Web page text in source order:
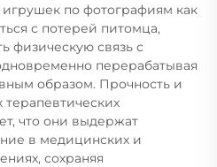
по фотографиям как
с потерей питомца,
физическую связь с
перерабатывая
образом. Прочность и
терапевтических
что они выдержат
в медицинских и
сохраняя